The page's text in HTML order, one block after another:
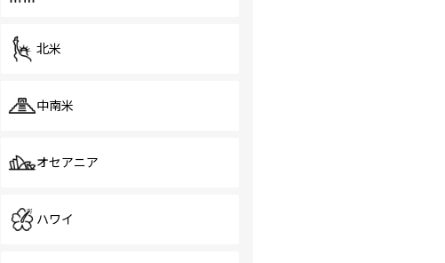
北米
中南米
オセアニア
ハワイ